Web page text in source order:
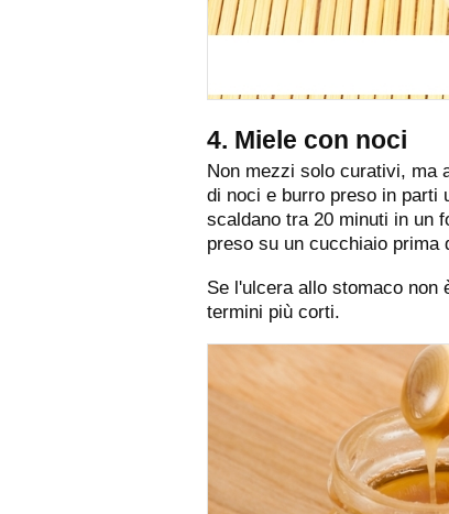
4. Miele con noci
Non mezzi solo curativi, ma
di noci e burro preso in parti
scaldano tra 20 minuti in un
preso su un cucchiaio prima
Se l'ulcera allo stomaco non
termini più corti.